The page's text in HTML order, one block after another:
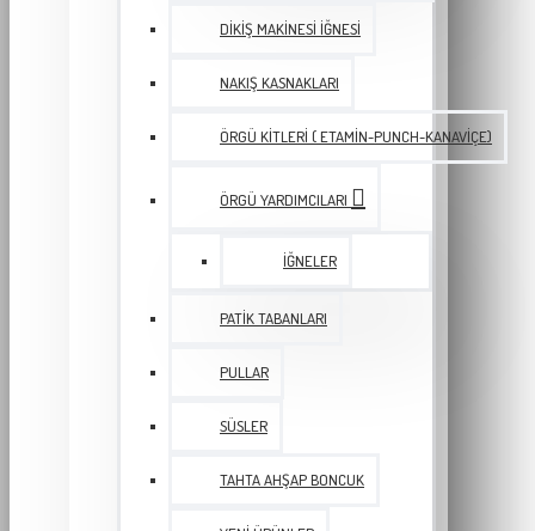
DIKIŞ MAKINESI İĞNESI
NAKIŞ KASNAKLARI
ÖRGÜ KITLERI ( ETAMIN-PUNCH-KANAVIÇE)
ÖRGÜ YARDIMCILARI
İĞNELER
PATIK TABANLARI
PULLAR
SÜSLER
TAHTA AHŞAP BONCUK